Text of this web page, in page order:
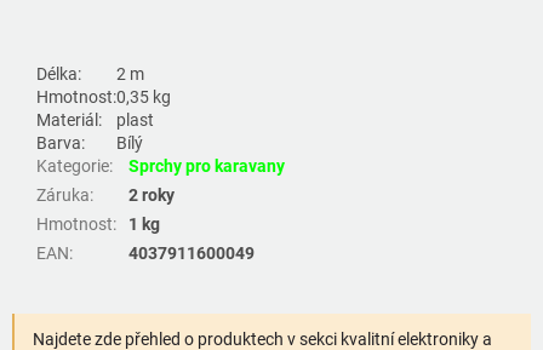
Délka:
2 m
Hmotnost:0,35 kg
Materiál:
plast
Barva:
Bílý
Kategorie:
Sprchy pro karavany
Záruka:
2 roky
Hmotnost:
1 kg
EAN: 4037911600049
Najdete zde přehled o produktech v sekci kvalitní elektroniky a